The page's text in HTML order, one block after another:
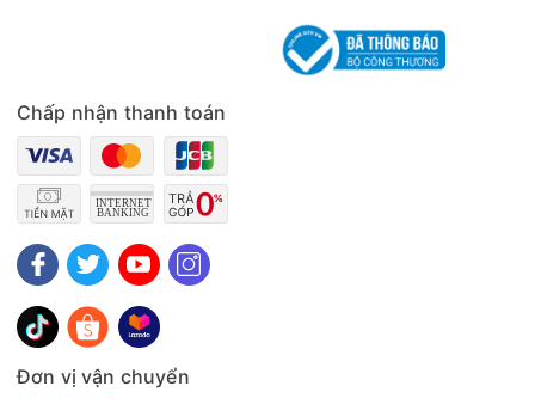
Đặc biệt, lòng nồi cơm được sản xuất từ hợp kim nhôm, có
phủ lớp chống dính bền tốt và đảm bảo an toàn cho sức
khoẻ. Trên thành nồi có thang đo mực nước, giúp bạn dễ
dàng tính toán lượng gạo và nước, đảm bảo cơm luôn chín
ngon. Lớp chống dính này cũng giúp việc vệ sinh nồi trở nên
đơn giản và nhanh chóng hơn rất nhiều.
Dung tích 1.8 lít
Nồi cơm điện Tiger JNP-1800-FK có dung tích 1.8 lít nên có
thể đáp ứng đủ nhu cầu nấu cơm cho gia đình từ 5 – 6 người.
Ngoài ra, nồi còn có thể nấu cháo, làm món hấp, nấu xôi và
nướng giúp bạn dễ dàng chuẩn bị những bữa ăn phong phú
Chấp nhận thanh toán
Đơn vị vận chuyển